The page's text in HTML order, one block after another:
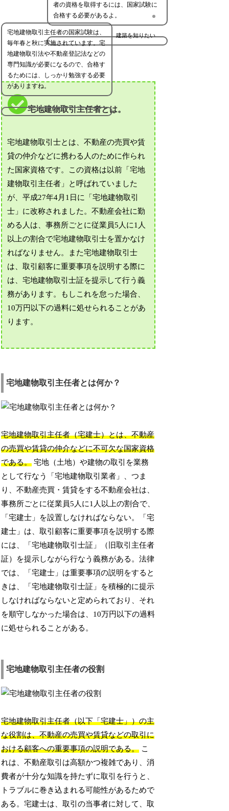
者の資格を取得するには、国家試験に
合格する必要があるよ。
建築を知りたい
宅地建物取引主任者の国家試験は、
毎年春と秋に実施されています。宅
地建物取引法や不動産登記法などの
専門知識が必要になるので、合格す
るためには、しっかり勉強する必要
がありますね。
宅地建物取引主任者とは。
宅地建物取引士とは、不動産の売買や賃
貸の仲介などに携わる人のために作られ
た国家資格です。この資格は以前「宅地
建物取引主任者」と呼ばれていました
が、平成27年4月1日に「宅地建物取引
士」に改称されました。不動産会社に勤
める人は、事務所ごとに従業員5人に1人
以上の割合で宅地建物取引士を置かなけ
ればなりません。また宅地建物取引士
は、取引顧客に重要事項を説明する際に
は、宅地建物取引士証を提示して行う義
務があります。もしこれを怠った場合、
10万円以下の過料に処せられることがあ
ります。
宅地建物取引主任者とは何か？
宅地建物取引主任者（宅建士）とは、不動産
の売買や賃貸の仲介などに不可欠な国家資格
である。 宅地（土地）や建物の取引を業務
として行なう「宅地建物取引業者」、つま
り、不動産売買・賃貸をする不動産会社は、
事務所ごとに従業員5人に1人以上の割合で、
「宅建士」を設置しなければならない。「宅
建士」は、取引顧客に重要事項を説明する際
には、「宅地建物取引士証」（旧取引主任者
証）を提示しながら行なう義務がある。法律
では、「宅建士」は重要事項の説明をすると
きは、「宅地建物取引士証」を積極的に提示
しなければならないと定められており、それ
を順守しなかった場合は、10万円以下の過料
に処せられることがある。
宅地建物取引主任者の役割
宅地建物取引主任者（以下「宅建士」）の主
な役割は、不動産の売買や賃貸などの取引に
おける顧客への重要事項の説明である。 こ
れは、不動産取引は高額かつ複雑であり、消
費者が十分な知識を持たずに取引を行うと、
トラブルに巻き込まれる可能性があるためで
ある。宅建士は、取引の当事者に対して、取